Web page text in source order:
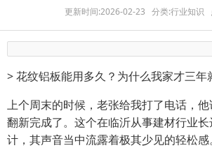
更新时间:2026-02-23 分类:行业知识
> 花纹铝板能用多久？为什么我家才三年
上个周末的时候，老张给我打了电话，
翻新完成了。这个在临沂从事建材行业
计，其声音当中流露着极其少见的轻松